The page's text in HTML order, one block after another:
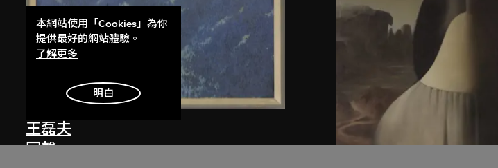
王磊夫
回聲
本網站使用「Cookies」為你
提供最好的網站體驗。
了解更多
明白